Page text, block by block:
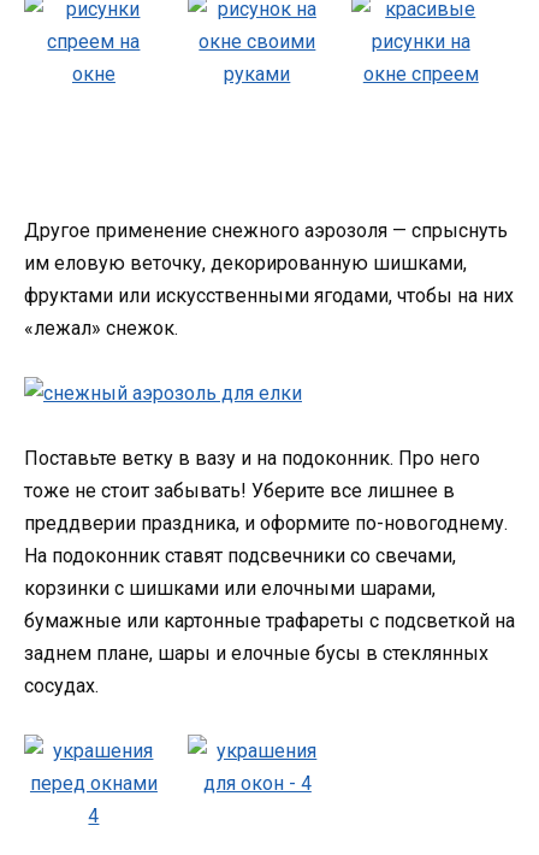
Другое применение снежного аэрозоля — спрыснуть
им еловую веточку, декорированную шишками,
фруктами или искусственными ягодами, чтобы на них
«лежал» снежок.
Поставьте ветку в вазу и на подоконник. Про него
тоже не стоит забывать! Уберите все лишнее в
преддверии праздника, и оформите по-новогоднему.
На подоконник ставят подсвечники со свечами,
корзинки с шишками или елочными шарами,
бумажные или картонные трафареты с подсветкой на
заднем плане, шары и елочные бусы в стеклянных
сосудах.